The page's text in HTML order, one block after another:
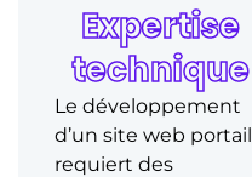
Expertise
technique
Le développement
d’un site web portail
requiert des